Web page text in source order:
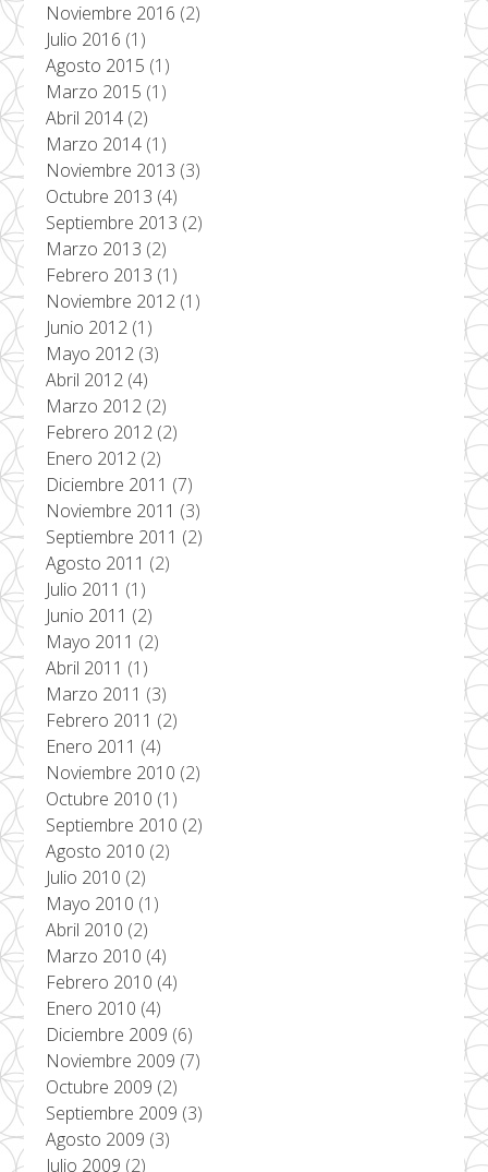
Noviembre 2016 (2)
Julio 2016 (1)
Agosto 2015 (1)
Marzo 2015 (1)
Abril 2014 (2)
Marzo 2014 (1)
Noviembre 2013 (3)
Octubre 2013 (4)
Septiembre 2013 (2)
Marzo 2013 (2)
Febrero 2013 (1)
Noviembre 2012 (1)
Junio 2012 (1)
Mayo 2012 (3)
Abril 2012 (4)
Marzo 2012 (2)
Febrero 2012 (2)
Enero 2012 (2)
Diciembre 2011 (7)
Noviembre 2011 (3)
Septiembre 2011 (2)
Agosto 2011 (2)
Julio 2011 (1)
Junio 2011 (2)
Mayo 2011 (2)
Abril 2011 (1)
Marzo 2011 (3)
Febrero 2011 (2)
Enero 2011 (4)
Noviembre 2010 (2)
Octubre 2010 (1)
Septiembre 2010 (2)
Agosto 2010 (2)
Julio 2010 (2)
Mayo 2010 (1)
Abril 2010 (2)
Marzo 2010 (4)
Febrero 2010 (4)
Enero 2010 (4)
Diciembre 2009 (6)
Noviembre 2009 (7)
Octubre 2009 (2)
Septiembre 2009 (3)
Agosto 2009 (3)
Julio 2009 (2)